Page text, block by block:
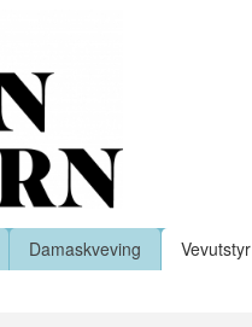
Damaskveving Vevutstyr